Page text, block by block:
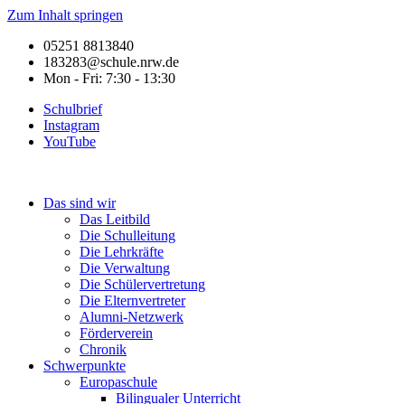
Zum Inhalt springen
05251 8813840
183283@schule.nrw.de
Mon - Fri: 7:30 - 13:30
Schulbrief
Instagram
YouTube
Das sind wir
Das Leitbild
Die Schulleitung
Die Lehrkräfte
Die Verwaltung
Die Schülervertretung
Die Elternvertreter
Alumni-Netzwerk
Förderverein
Chronik
Schwerpunkte
Europaschule
Bilingualer Unterricht